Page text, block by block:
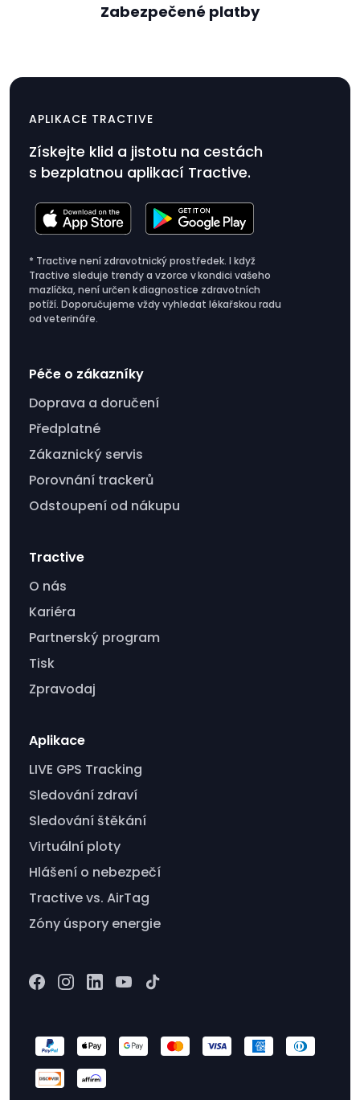
Zabezpečené platby
USB-C
Cena
produktu
$9.99
APLIKACE TRACTIVE
Získejte klid a jistotu na cestách
s bezplatnou aplikací Tractive.
* Tractive není zdravotnický prostředek. I když
Tractive sleduje trendy a vzorce v kondici vašeho
mazlíčka, není určen k diagnostice zdravotních
potíží. Doporučujeme vždy vyhledat lékařskou radu
od veterináře.
Péče o zákazníky
Doprava a doručení
Předplatné
Zákaznický servis
Porovnání trackerů
Odstoupení od nákupu
Tractive
O nás
Kariéra
Partnerský program
Tisk
Zpravodaj
Aplikace
LIVE GPS Tracking
Sledování zdraví
Sledování štěkání
Virtuální ploty
Hlášení o nebezpečí
Tractive vs. AirTag
Zóny úspory energie